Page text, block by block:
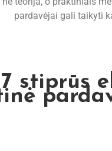
pardavėjai gali taikyti
7 stiprūs